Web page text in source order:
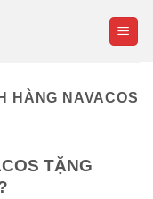
HÀNG NAVACOS
TẶNG